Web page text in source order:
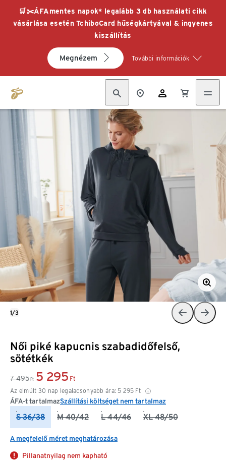
🛒✂️ÁFAmentes napok* legalább 3 db használati cikk
vásárlása esetén TchiboCard hűségkártyával & ingyenes
kiszállítás
Megnézem További információk
Női piké kapucnis szabadidőfelső,
sötétkék
7 495 Ft 5 295 Ft
Az elmúlt 30 nap legalacsonyabb ára: 5 295 Ft
ÁFA-t tartalmazSzállítási költséget nem tartalmaz
S 36/38 M 40/42 L 44/46 XL 48/50
A megfelelő méret meghatározása
Pillanatnyilag nem kapható
1/3